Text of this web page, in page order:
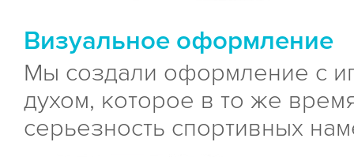
Визуальное оформление
Мы создали оформление с
духом, которое в то же
серьезность спортивных